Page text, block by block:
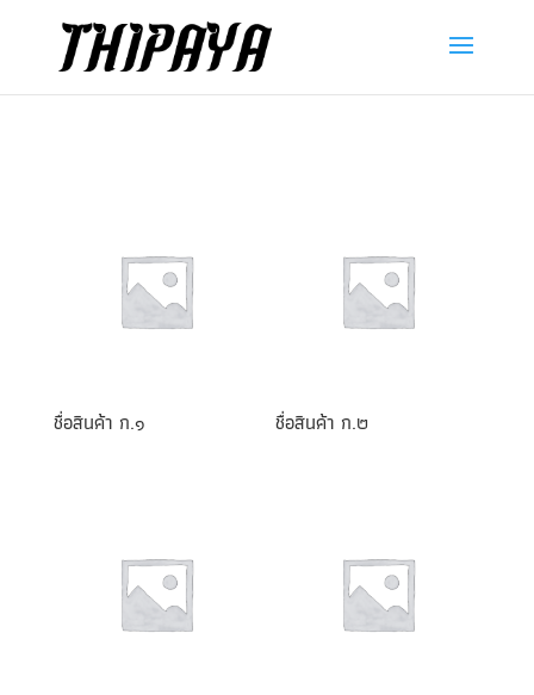
ชื่อสินค้า ก.๑ ชื่อสินค้า ก.๒